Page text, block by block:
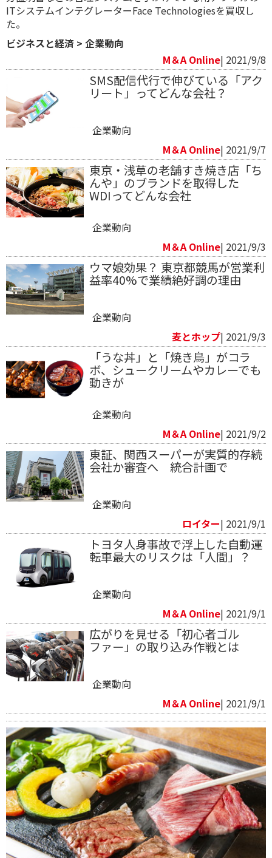
ITシステムインテグレーターFace Technologiesを買収し
た。
ビジネスと経済 > 企業動向
M＆A Online| 2021/9/8
SMS配信代行で伸びている「アク
リート」ってどんな会社？
企業動向
M＆A Online| 2021/9/7
東京・浅草の老舗すき焼き店「ち
んや」のブランドを取得した
WDIってどんな会社
企業動向
M＆A Online| 2021/9/3
ウマ娘効果？ 東京都競馬が営業利
益率40%で業績絶好調の理由
企業動向
麦とホップ| 2021/9/3
「うな丼」と「焼き鳥」がコラ
ボ、シュークリームやカレーでも
動きが
企業動向
M＆A Online| 2021/9/2
東証、関西スーパーが実質的存続
会社か審査へ 統合計画で
企業動向
ロイター| 2021/9/1
トヨタ人身事故で浮上した自動運
転車最大のリスクは「人間」？
企業動向
M＆A Online| 2021/9/1
広がりを見せる「初心者ゴル
ファー」の取り込み作戦とは
企業動向
M＆A Online| 2021/9/1